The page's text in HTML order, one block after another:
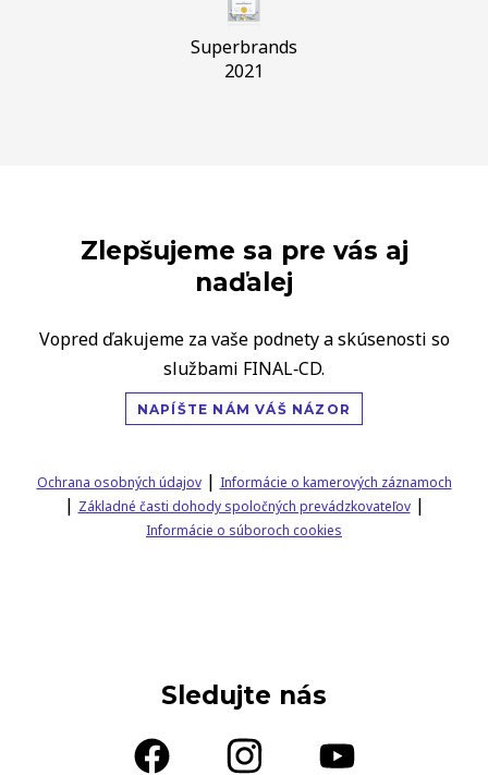
Superbrands
2021
Zlepšujeme sa pre vás aj
naďalej
Vopred ďakujeme za vaše podnety a skúsenosti so
službami FINAL‑CD.
NAPÍŠTE NÁM VÁŠ NÁZOR
Ochrana osobných údajov| Informácie o kamerových záznamoch
| Základné časti dohody spoločných prevádzkovateľov|
Informácie o súboroch cookies
Sledujte nás